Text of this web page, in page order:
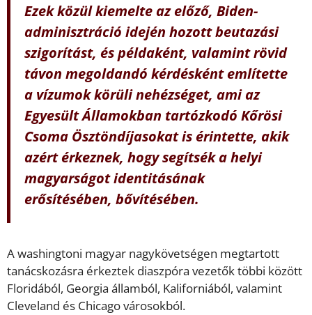
Ezek közül kiemelte az előző, Biden-
adminisztráció idején hozott beutazási
szigorítást, és példaként, valamint rövid
távon megoldandó kérdésként említette
a vízumok körüli nehézséget, ami az
Egyesült Államokban tartózkodó Kőrösi
Csoma Ösztöndíjasokat is érintette, akik
azért érkeznek, hogy segítsék a helyi
magyarságot identitásának
erősítésében, bővítésében.
A washingtoni magyar nagykövetségen megtartott
tanácskozásra érkeztek diaszpóra vezetők többi között
Floridából, Georgia államból, Kaliforniából, valamint
Cleveland és Chicago városokból.